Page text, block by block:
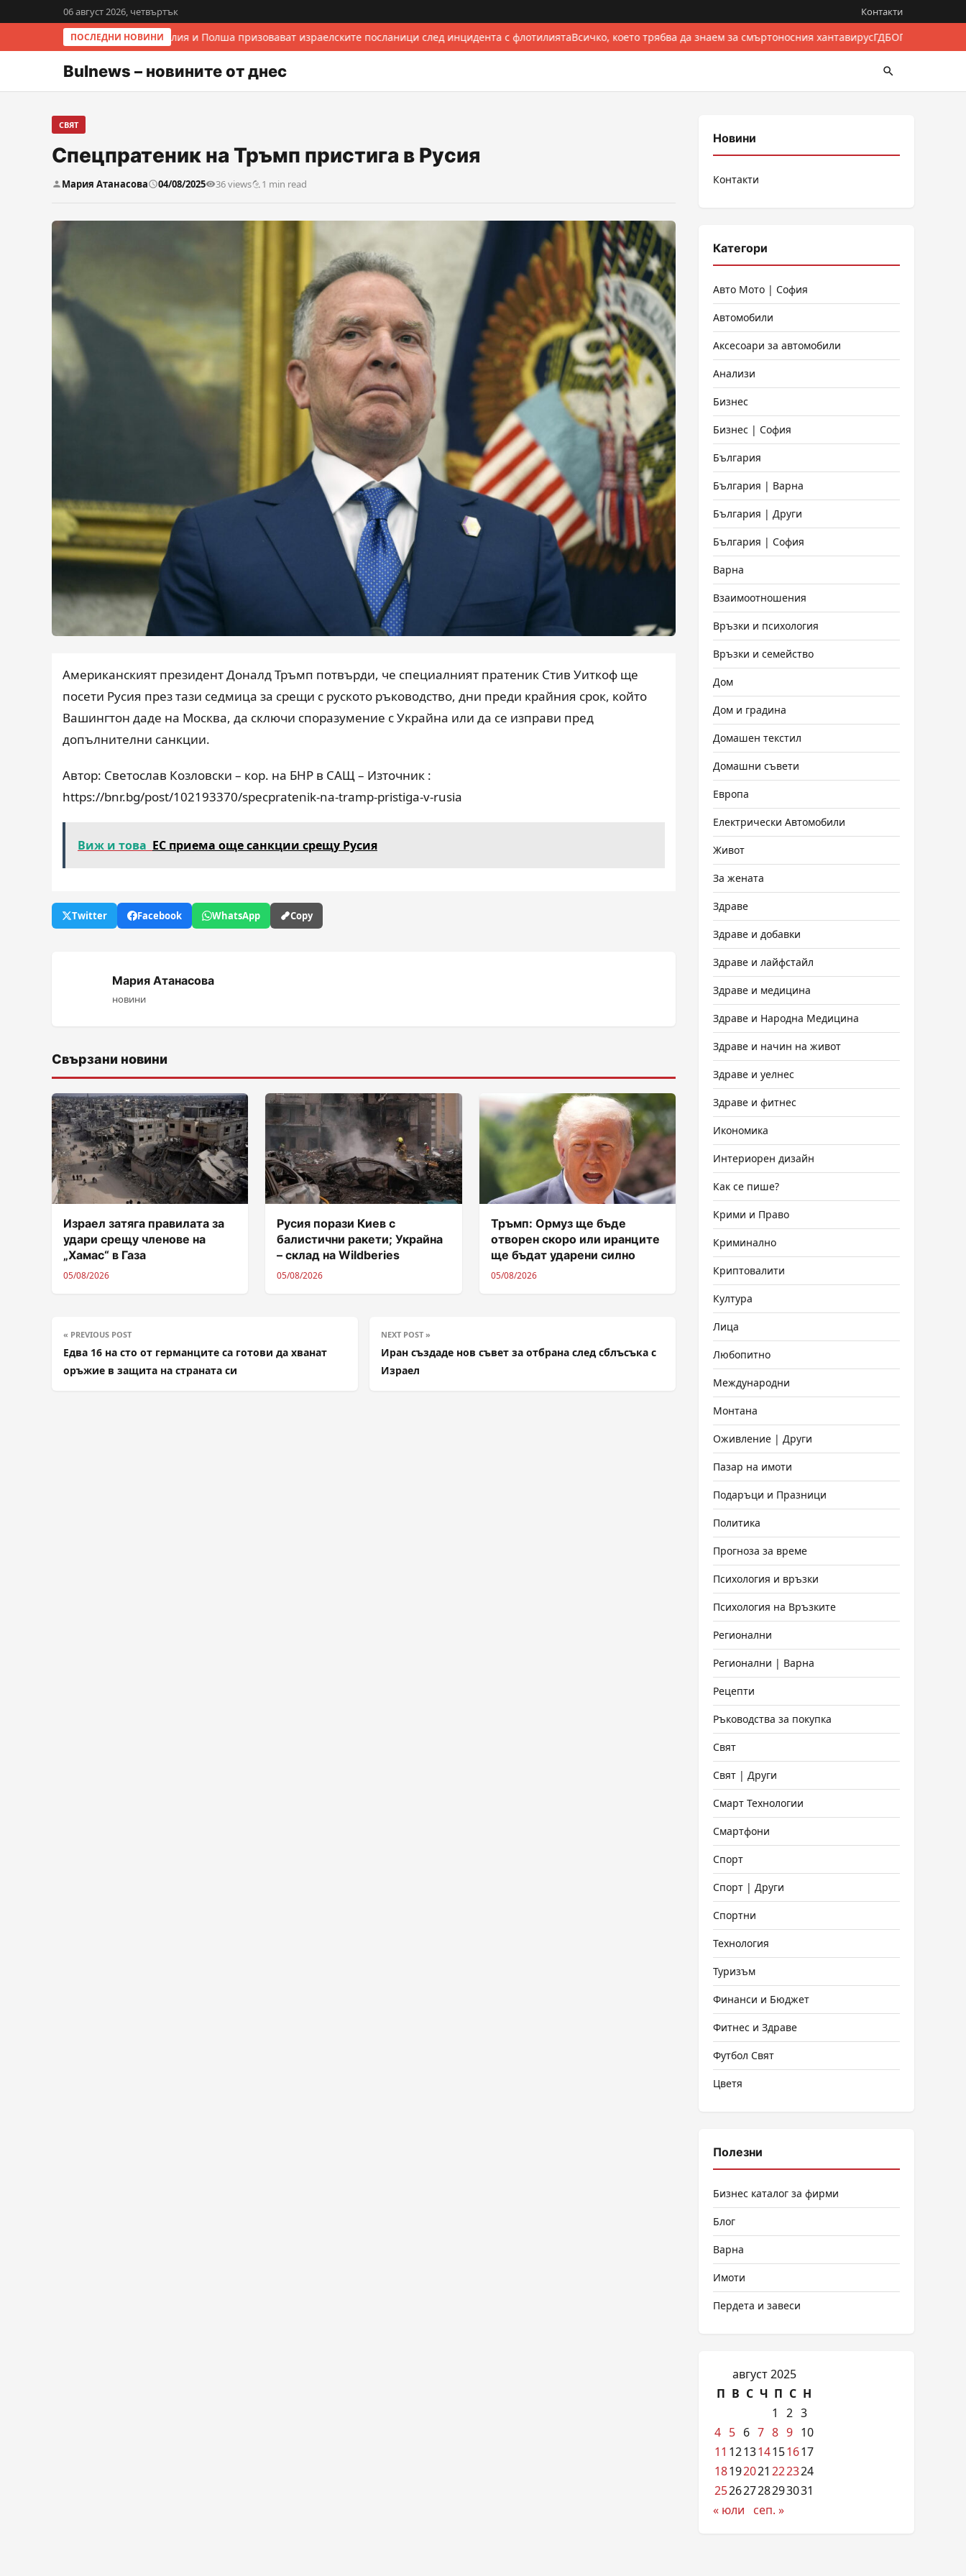
06 август 2026, четвъртък Контакти
ПОСЛЕДНИ НОВИНИИталия и Полша призовават израелските посланици след инцидента с флотилиятаВсичко, което трябва да знаем за смъртоносния хантавирусГДБОП разби
Bulnews – новините от днес
СВЯТ
Спецпратеник на Тръмп пристига в Русия
Мария Атанасова 04/08/2025 36 views 1 min read
Американският президент Доналд Тръмп потвърди, че специалният пратеник Стив Уиткоф ще
посети Русия през тази седмица за срещи с руското ръководство, дни преди крайния срок, който
Вашингтон даде на Москва, да сключи споразумение с Украйна или да се изправи пред
допълнителни санкции.
Автор: Светослав Козловски – кор. на БНР в САЩ – Източник :
https://bnr.bg/post/102193370/specpratenik-na-tramp-pristiga-v-rusia
Виж и това ЕС приема още санкции срещу Русия
Twitter Facebook WhatsApp Copy
Мария Атанасова
новини
Свързани новини
Израел затяга правилата за
удари срещу членове на
„Хамас“ в Газа
05/08/2026
Русия порази Киев с
балистични ракети; Украйна
– склад на Wildberies
05/08/2026
Тръмп: Ормуз ще бъде
отворен скоро или иранците
ще бъдат ударени силно
05/08/2026
« PREVIOUS POST
Едва 16 на сто от германците са готови да хванат
оръжие в защита на страната си
NEXT POST »
Иран създаде нов съвет за отбрана след сблъсъка с
Израел
Новини
Контакти
Категори
Авто Мото | София
Автомобили
Аксесоари за автомобили
Анализи
Бизнес
Бизнес | София
България
България | Варна
България | Други
България | София
Варна
Взаимоотношения
Връзки и психология
Връзки и семейство
Дом
Дом и градина
Домашен текстил
Домашни съвети
Европа
Електрически Автомобили
Живот
За жената
Здраве
Здраве и добавки
Здраве и лайфстайл
Здраве и медицина
Здраве и Народна Медицина
Здраве и начин на живот
Здраве и уелнес
Здраве и фитнес
Икономика
Интериорен дизайн
Как се пише?
Крими и Право
Криминално
Криптовалити
Култура
Лица
Любопитно
Международни
Монтана
Оживление | Други
Пазар на имоти
Подаръци и Празници
Политика
Прогноза за време
Психология и връзки
Психология на Връзките
Регионални
Регионални | Варна
Рецепти
Ръководства за покупка
Свят
Свят | Други
Смарт Технологии
Смартфони
Спорт
Спорт | Други
Спортни
Технология
Туризъм
Финанси и Бюджет
Фитнес и Здраве
Футбол Свят
Цветя
Полезни
Бизнес каталог за фирми
Блог
Варна
Имоти
Пердета и завеси
август 2025
П В С Ч П С Н
1
2 3
4 5 6 7 8 9 10
11 121314151617
18192021 222324
25262728293031
« юли
сеп. »